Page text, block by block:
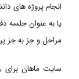
انجام پروژه های
یا به عنوان جلسه
مراحل و جز به جز
سایت ماهان برای